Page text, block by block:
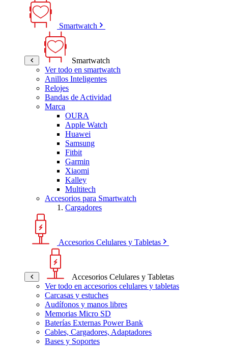
Smartwatch
Smartwatch
Ver todo en smartwatch
Anillos Inteligentes
Relojes
Bandas de Actividad
Marca
OURA
Apple Watch
Huawei
Samsung
Fitbit
Garmin
Xiaomi
Kalley
Multitech
Accesorios para Smartwatch
Cargadores
Accesorios Celulares y Tabletas
Accesorios Celulares y Tabletas
Ver todo en accesorios celulares y tabletas
Carcasas y estuches
Audífonos y manos libres
Memorias Micro SD
Baterías Externas Power Bank
Cables, Cargadores, Adaptadores
Bases y Soportes